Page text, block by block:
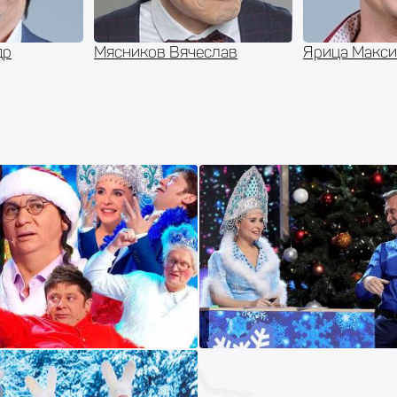
Ярица Максим Исаев